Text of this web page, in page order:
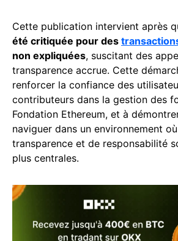
Cette publication intervient après
été critiquée pour des
non expliquées, suscitant des
transparence accrue. Cette
renforcer la confiance des
contributeurs dans la gestion des
Fondation Ethereum, et à
naviguer dans un environnement
transparence et de responsabilité
plus centrales.